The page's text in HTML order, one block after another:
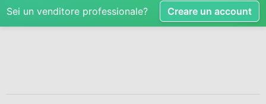
Sei un venditore professionale? Creare un account